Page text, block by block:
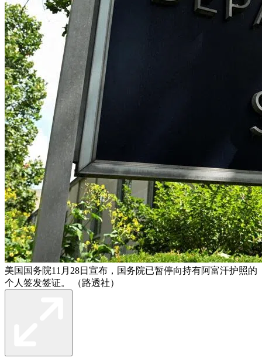
美国国务院11月28日宣布，国务院已暂停向持有阿富汗护照的
个人签发签证。 （路透社）